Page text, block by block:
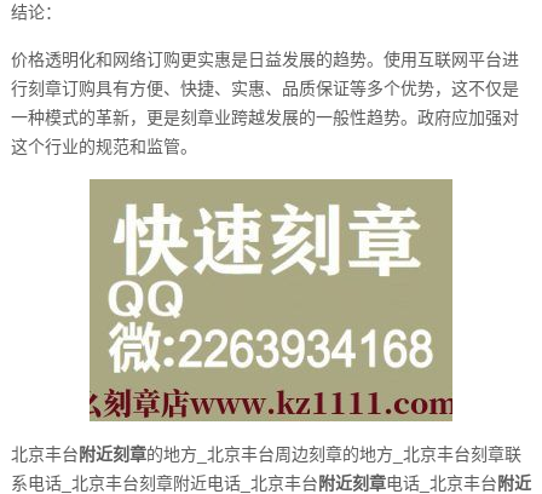
结论：
价格透明化和网络订购更实惠是日益发展的趋势。使用互联网平台进
行刻章订购具有方便、快捷、实惠、品质保证等多个优势，这不仅是
一种模式的革新，更是刻章业跨越发展的一般性趋势。政府应加强对
这个行业的规范和监管。
北京丰台附近刻章的地方_北京丰台周边刻章的地方_北京丰台刻章联
系电话_北京丰台刻章附近电话_北京丰台附近刻章电话_北京丰台附近